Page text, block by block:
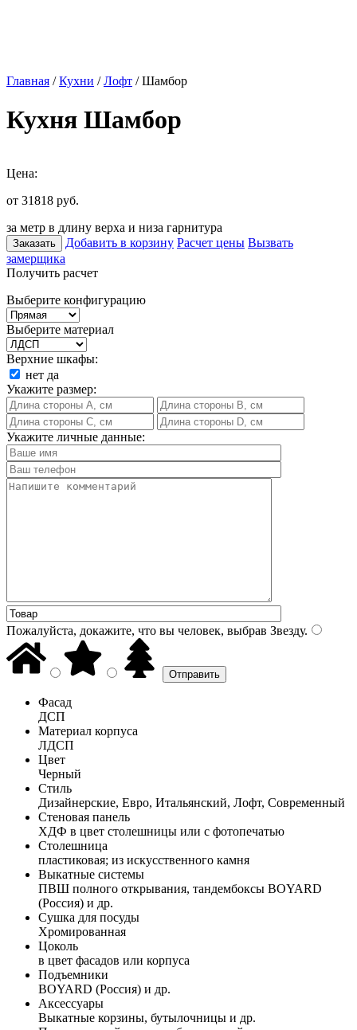
Главная /Кухни /Лофт / Шамбор
Кухня Шамбор
Цена:
от 31818 руб.
за метр в длину верха и низа гарнитура
Заказать Добавить в корзину Расчет цены Вызвать
замерщика
Получить расчет
Выберите конфигурацию
Выберите материал
Верхние шкафы:
нет да
Укажите размер:
Укажите личные данные:
Пожалуйста, докажите, что вы человек, выбрав Звезду.
Фасад
ДСП
Материал корпуса
ЛДСП
Цвет
Черный
Стиль
Дизайнерские, Евро, Итальянский, Лофт, Современный
Стеновая панель
ХДФ в цвет столешницы или с фотопечатью
Столешница
пластиковая; из искусственного камня
Выкатные системы
ПВШ полного открывания, тандембоксы BOYARD
(Россия) и др.
Сушка для посуды
Хромированная
Цоколь
в цвет фасадов или корпуса
Подъемники
BOYARD (Россия) и др.
Аксессуары
Выкатные корзины, бутылочницы и др.